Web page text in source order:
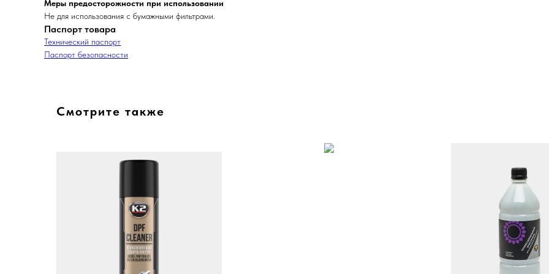
Меры предосторожности при использовании
Не для использования с бумажными фильтрами.
Паспорт товара
Технический паспорт
Паспорт безопасности
Смотрите также